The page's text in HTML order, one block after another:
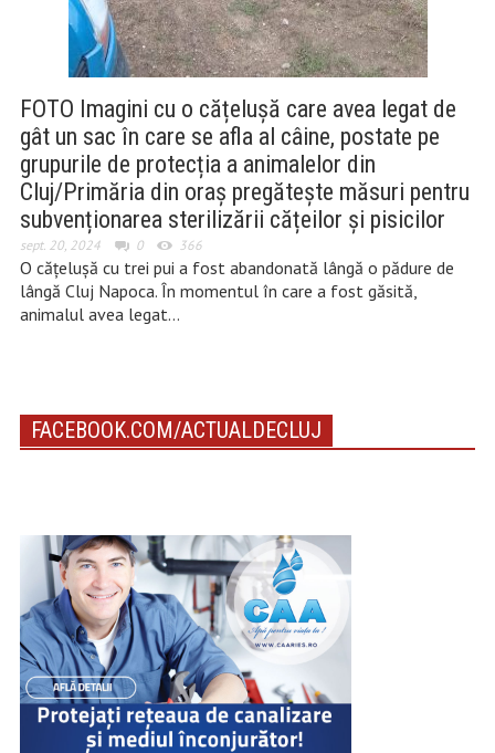
FOTO Imagini cu o cățelușă care avea legat de
gât un sac în care se afla al câine, postate pe
grupurile de protecția a animalelor din
Cluj/Primăria din oraș pregătește măsuri pentru
subvenționarea sterilizării cățeilor și pisicilor
sept. 20, 2024 0 366
O cățelușă cu trei pui a fost abandonată lângă o pădure de
lângă Cluj Napoca. În momentul în care a fost găsită,
animalul avea legat…
FACEBOOK.COM/ACTUALDECLUJ